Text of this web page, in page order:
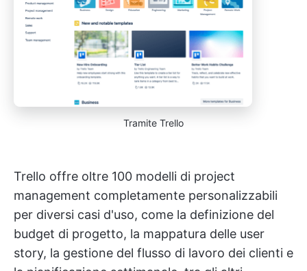
Tramite Trello
Trello offre oltre 100 modelli di project
management completamente personalizzabili
per diversi casi d'uso, come la definizione del
budget di progetto, la mappatura delle user
story, la gestione del flusso di lavoro dei clienti e